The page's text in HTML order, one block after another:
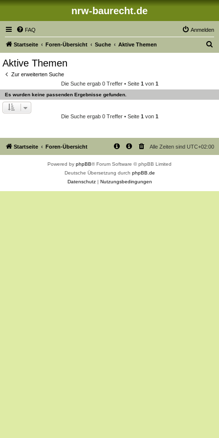
nrw-baurecht.de
FAQ Anmelden
Startseite Foren-Übersicht Suche Aktive Themen
e
Aktive Themen
Zur erweiterten Suche
Die Suche ergab 0 Treffer • Seite 1 von 1
Es wurden keine passenden Ergebnisse gefunden.
Die Suche ergab 0 Treffer • Seite 1 von 1
Startseite Foren-Übersicht Alle Zeiten sind UTC+02:00
Powered by phpBB® Forum Software © phpBB Limited
Deutsche Übersetzung durch phpBB.de
Datenschutz| Nutzungsbedingungen